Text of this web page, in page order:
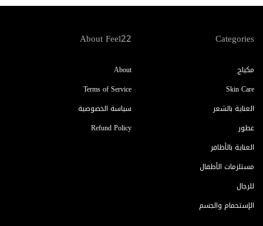
Categories
مكياج
Skin Care
العناية بالشعر
عطور
العناية بالأظافر
مستلزمات الأطفال
للرجال
الإستحمام والجسم
About Feel22
About
Terms of Service
سياسة الخصوصية
Refund Policy